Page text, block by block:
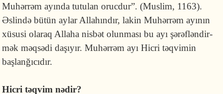
Muhərrəm ayında tutulan orucdur”. (Muslim, 1163).
Əslində bütün aylar Allahındır, lakin Muhərrəm ayının
xüsusi olaraq Allaha nisbət olunması bu ayı şərəfləndir­
mək məqsədi daşıyır. Muhərrəm ayı Hicri təqvimin
başlanğıcıdır.
Hicri təqvim nədir?